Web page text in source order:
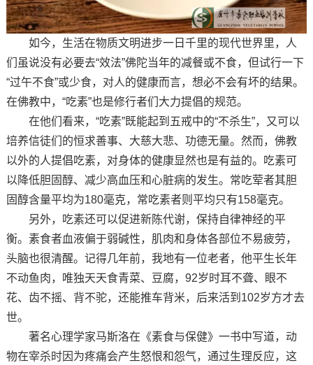
如今，生活在物质文明进步一日千里的现代世界里，人
们虽说没有必要去“效法”佛陀当年的减餐或不食，但试行一下
“过午不食”或少食，对人的健康而言，想必不会有坏的结果。
在佛教中，“吃素”也是修行者们大力提倡的规范。
在他们看来，“吃素”既能起到五戒中的“不杀生”，又可以
培养信徒们的恒求善事、大慈大悲、功德无量。然而，佛教
以外的人提倡吃素，对身体的健康显然也是有益的。吃素可
以降低胆固醇、减少高血压和心脏病的发生。常吃荤者其胆
固醇含量平均为180毫克，常吃素者则平均只有158毫克。
另外，吃素还可以促进新陈代谢，保持自律神经的平
衡。素食者血液偏于弱碱性，肌肉和身体各部位不易疲劳，
头脑也很清醒。记得几年前，我地有一位老者，他平生长年
不动鱼肉，唯独天天食青菜、豆腐，92岁时耳不聋、眼不
花、齿不摇、背不驼，还能推车背米，后来活到102岁方才去
世。
著名心理学家马斯洛在《素食与保健》一书中写道，动
物在宰杀时因为疼痛会产生怒恨和怨气，通过生理反应，这